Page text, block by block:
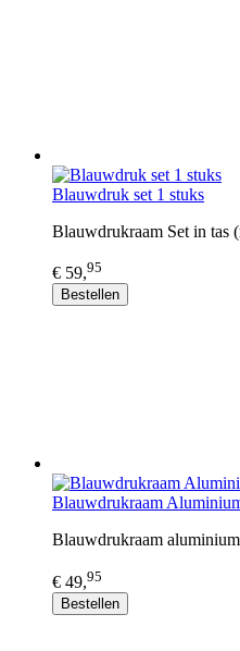
Blauwdruk set 1 stuks
Blauwdrukraam Set in tas
€ 59,95
Bestellen
Blauwdrukraam
Blauwdrukraam aluminium
€ 49,95
Bestellen